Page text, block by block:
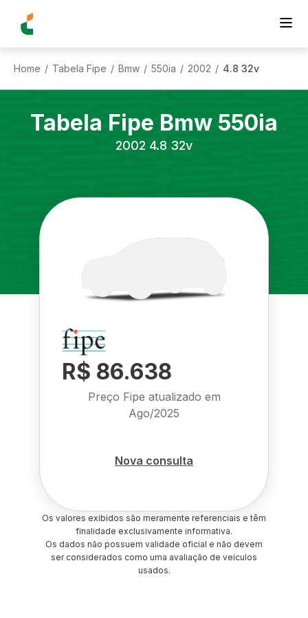
Home / Tabela Fipe / Bmw / 550ia / 2002 / 4.8 32v
Tabela Fipe Bmw 550ia
2002 4.8 32v
R$ 86.638
Preço Fipe atualizado em
Ago/2025
Nova consulta
Os valores exibidos são meramente referenciais e têm
finalidade exclusivamente informativa.
Os dados não possuem validade oficial e não devem
ser considerados como uma avaliação de veículos
usados.